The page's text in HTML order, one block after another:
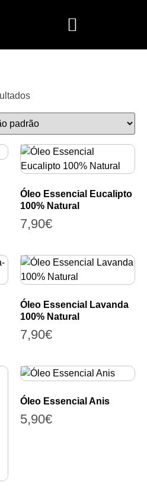
Óleo Essencial Eucalipto
100% Natural
7,90€
Óleo Essencial Lavanda
100% Natural
7,90€
Óleo Essencial Anis
5,90€